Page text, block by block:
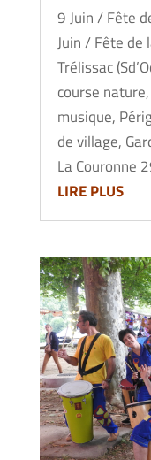
9 Juin / Fête
Juin / Fête de
Trélissac
course
musique,
de village,
La Couronne
LIRE PLUS